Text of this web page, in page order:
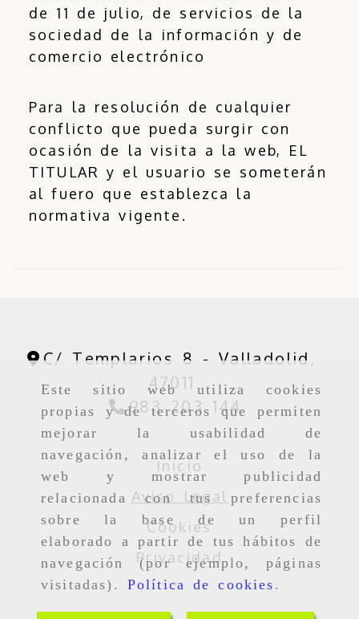
Este sitio web utiliza cookies
propias y de terceros que permiten
mejorar la usabilidad de
navegación, analizar el uso de la
web y mostrar publicidad
relacionada con tus preferencias
sobre la base de un perfil
elaborado a partir de tus hábitos de
navegación (por ejemplo, páginas
visitadas). Política de cookies .
de 11 de julio, de servicios de la
sociedad de la información y de
comercio electrónico
Para la resolución de cualquier
conflicto que pueda surgir con
ocasión de la visita a la web, EL
TITULAR y el usuario se someterán
al fuero que establezca la
normativa vigente.
C/ Templarios 8 - Valladolid,
47011
983 203 144
Inicio
Aviso Legal
Cookies
Privacidad